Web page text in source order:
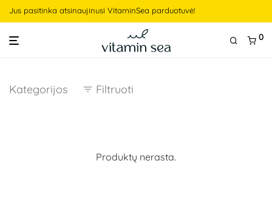
Jus pasitinka atsinaujinusi VitaminSea parduotuvė!
0
Kategorijos Filtruoti
Produktų nerasta.